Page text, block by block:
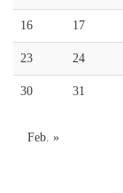
16 17
23 24
30 31
Feb. »